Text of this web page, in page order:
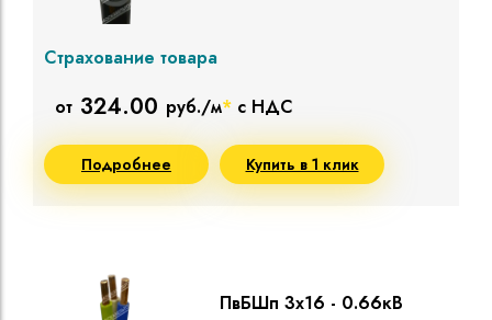
Страхование товара
от 324.00 руб./м* с НДС
Подробнее Купить в 1 клик
ПвБШп 3х16 - 0.66кВ